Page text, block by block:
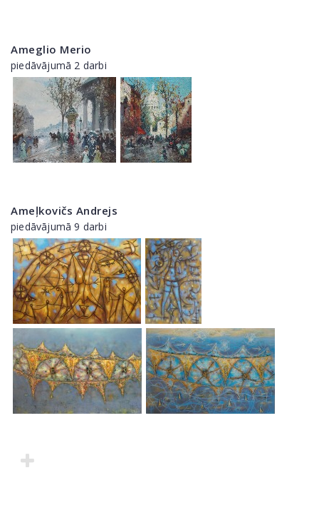
Ameglio Merio
piedāvājumā 2 darbi
Ameļkovičs Andrejs
piedāvājumā 9 darbi